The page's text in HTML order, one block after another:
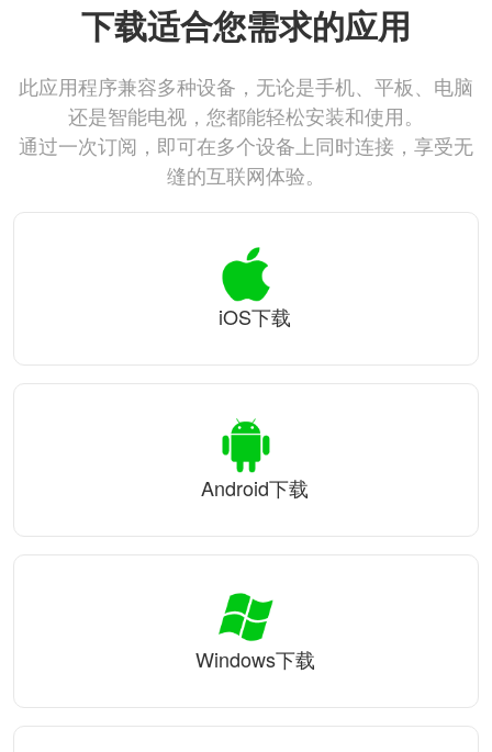
下载适合您需求的应用
此应用程序兼容多种设备，无论是手机、平板、电脑
还是智能电视，您都能轻松安装和使用。
通过一次订阅，即可在多个设备上同时连接，享受无
缝的互联网体验。
iOS下载
Android下载
Windows下载